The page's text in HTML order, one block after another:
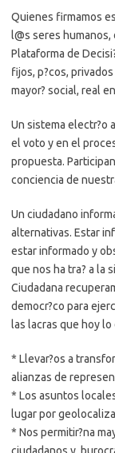
Quienes firmamos
l@s seres
Plataforma de
fijos, p?cos,
mayor? social, real
Un sistema electr?o
el voto y en el
propuesta.
conciencia de
Un ciudadano
alternativas. Estar
estar informado y
que nos ha tra? a la
Ciudadana
democr?co para
las lacras que hoy
* Llevar?os a
alianzas de
* Los asuntos
lugar por
* Nos permitir?na